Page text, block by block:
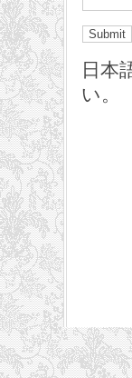
日本
い。